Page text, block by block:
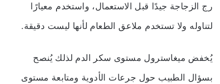
رج الزجاجة جيدًا قبل الاستعمال، واستخدم معيارًا
لتناوله ولا تستخدم ملاعق الطعام لأنها ليست دقيقة.
يُخفض ميغاسترول مستوى سكر الدم لذلك يُنصح
بسؤال الطبيب حول جرعات الأدوية ومتابعة مستوى